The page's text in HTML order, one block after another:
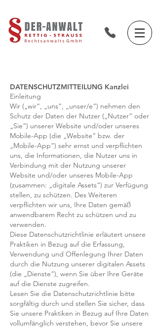
DATENSCHUTZMITTEILUNG Kanzlei
Einleitung
Wir („wir“, „uns“, „unser/e“) nehmen den
Schutz der Daten der Nutzer („Nutzer“ oder
„Sie“) unserer Website und/oder unseres
Mobile-App (die „Website“ bzw. der
„Mobile-App“) sehr ernst und verpflichten
uns, die Informationen, die Nutzer uns in
Verbindung mit der Nutzung unserer
Website und/oder unseres Mobile-App
(zusammen: „digitale Assets“) zur Verfügung
stellen, zu schützen. Des Weiteren
verpflichten wir uns, Ihre Daten gemäß
anwendbarem Recht zu schützen und zu
verwenden.
Diese Datenschutzrichtlinie erläutert unsere
Praktiken in Bezug auf die Erfassung,
Verwendung und Offenlegung Ihrer Daten
durch die Nutzung unserer digitalen Assets
(die „Dienste“), wenn Sie über Ihre Geräte
auf die Dienste zugreifen.
Lesen Sie die Datenschutzrichtlinie bitte
sorgfältig durch und stellen Sie sicher, dass
Sie unsere Praktiken in Bezug auf Ihre Daten
vollumfänglich verstehen, bevor Sie unsere